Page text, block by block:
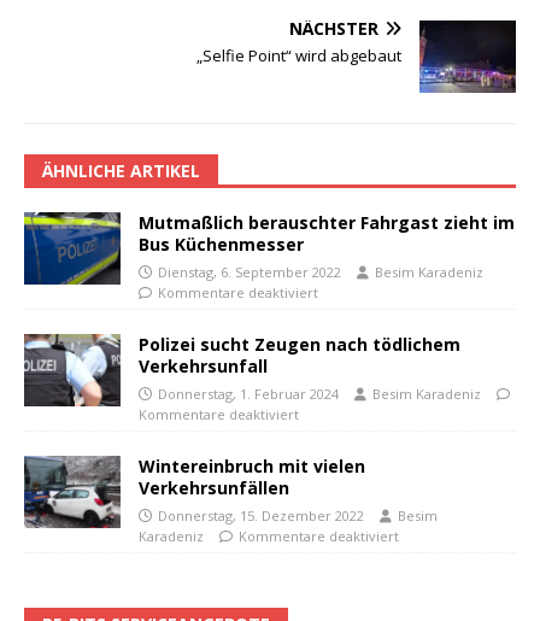
NÄCHSTER
„Selfie Point“ wird abgebaut
ÄHNLICHE ARTIKEL
Mutmaßlich berauschter Fahrgast zieht im
Bus Küchenmesser
Dienstag, 6. September 2022
Besim Karadeniz
Kommentare deaktiviert
Polizei sucht Zeugen nach tödlichem
Verkehrsunfall
Donnerstag, 1. Februar 2024
Besim Karadeniz
Kommentare deaktiviert
Wintereinbruch mit vielen
Verkehrsunfällen
Donnerstag, 15. Dezember 2022
Besim
Karadeniz
Kommentare deaktiviert